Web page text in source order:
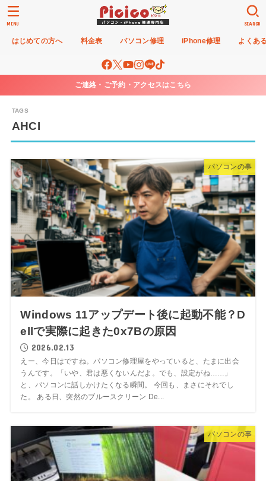
はじめての方へ 料金表 パソコン修理 iPhone修理 よくあ
SEARCH
MENU
ご連絡・ご予約・アクセスはこちら
AHCI
パソコンの事
Windows 11アップデート後に起動不能？D
ellで実際に起きた0x7Bの原因
2026.02.13
えー、今日はですね。パソコン修理屋をやっていると、たまに出会
うんです。「いや、君は悪くないんだよ。でも、設定がね……」
と、パソコンに話しかけたくなる瞬間。 今回も、まさにそれでし
た。 ある日、突然のブルースクリーン De...
パソコンの事